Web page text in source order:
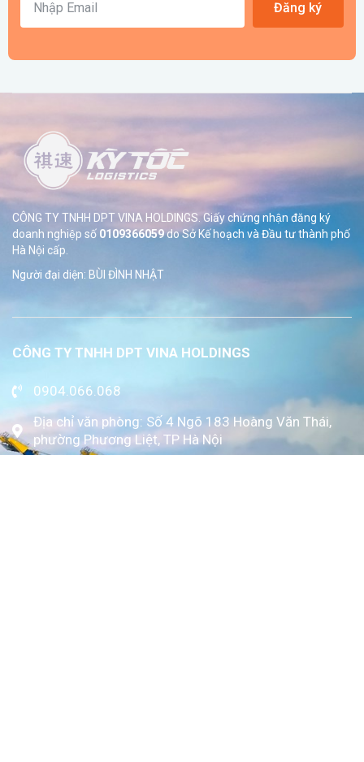
Đăng ký
CÔNG TY TNHH DPT VINA HOLDINGS. Giấy chứng nhận đăng ký
doanh nghiệp số 0109366059do SởKế hoạch và Đầu tư thành phố
Hà Nội cấp.
Người đại diện: BÙI ĐÌNH NHẬT
CÔNG TY TNHH DPT VINA HOLDINGS
0904.066.068
Địa chỉ văn phòng: Số 4 Ngõ 183 Hoàng Văn Thái,
phường Phương Liệt, TP Hà Nội